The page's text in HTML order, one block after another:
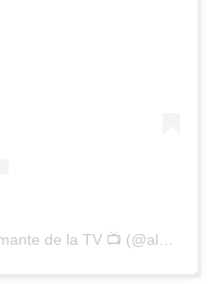
Una publicación compartida por Amante de la TV 📺 (@alguien_te_observa)